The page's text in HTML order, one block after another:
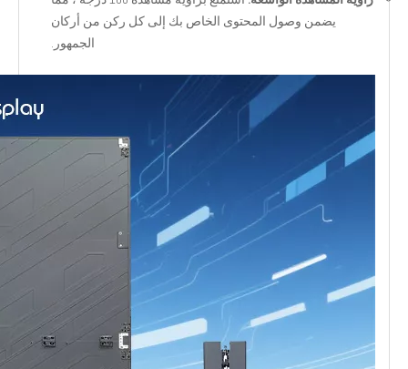
يضمن وصول المحتوى الخاص بك إلى كل ركن من أركان
الجمهور.